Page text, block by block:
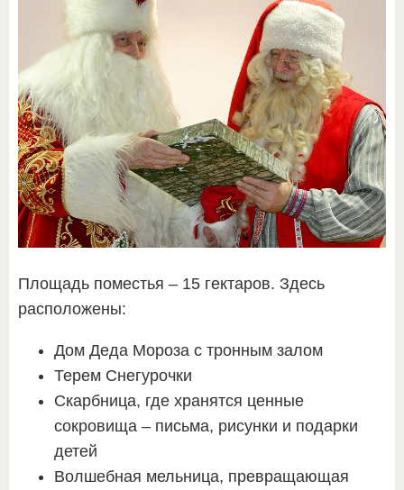
Площадь поместья – 15 гектаров. Здесь
расположены:
Дом Деда Мороза с тронным залом
Терем Снегурочки
Скарбница, где хранятся ценные
сокровища – письма, рисунки и подарки
детей
Волшебная мельница, превращающая